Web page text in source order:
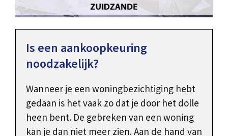
Is een aankoopkeuring
noodzakelijk?
Wanneer je een woningbezichtiging hebt
gedaan is het vaak zo dat je door het dolle
heen bent. De gebreken van een woning
kan je dan niet meer zien. Aan de hand van